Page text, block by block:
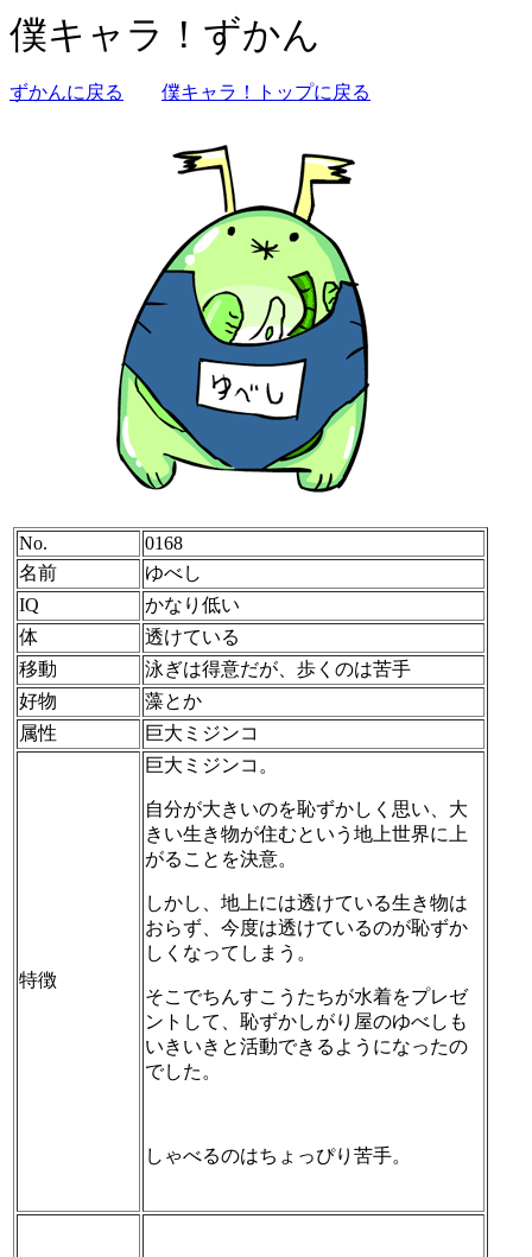
僕キャラ！ずかん
ずかんに戻る 僕キャラ！トップに戻る
No.
0168
名前
ゆべし
IQ
かなり低い
体
透けている
移動
泳ぎは得意だが、歩くのは苦手
好物
藻とか
属性
巨大ミジンコ
特徴
巨大ミジンコ。
自分が大きいのを恥ずかしく思い、大
きい生き物が住むという地上世界に上
がることを決意。
しかし、地上には透けている生き物は
おらず、今度は透けているのが恥ずか
しくなってしまう。
そこでちんすこうたちが水着をプレゼ
ントして、恥ずかしがり屋のゆべしも
いきいきと活動できるようになったの
でした。
しゃべるのはちょっぴり苦手。